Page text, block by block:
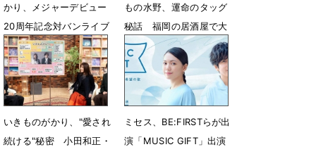
かり、メジャーデビュー
20周年記念対バンライブ
２DAYS開催決定
1月25日 19時30分
もの水野、運命のタッグ
秘話 福岡の居酒屋で大
放談
10月16日 18時04分
いきものがかり、"愛され
続ける"秘密 小田和正・
ミセス、BE:FIRSTらが出
演「MUSIC GIFT」出演